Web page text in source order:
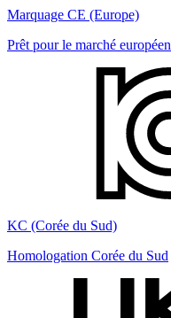
Marquage CE (Europe)
Prêt pour le marché européen
KC (Corée du Sud)
Homologation Corée du Sud